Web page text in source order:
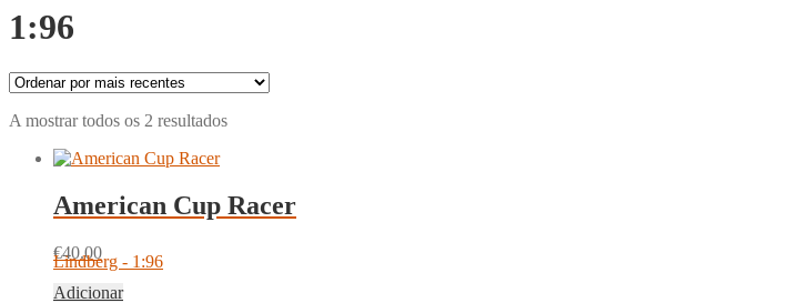
1:96
A mostrar todos os 2 resultadosOrdenado
American Cup Racer
€40.00
Lindberg - 1:96
Adicionar